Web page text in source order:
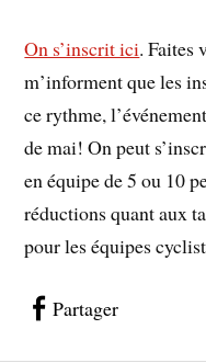
On s’inscrit ici. Faites
m’informent que les
ce rythme,
de mai! On peut
en équipe de 5 ou 10
réductions quant aux
pour les équipes
Partager